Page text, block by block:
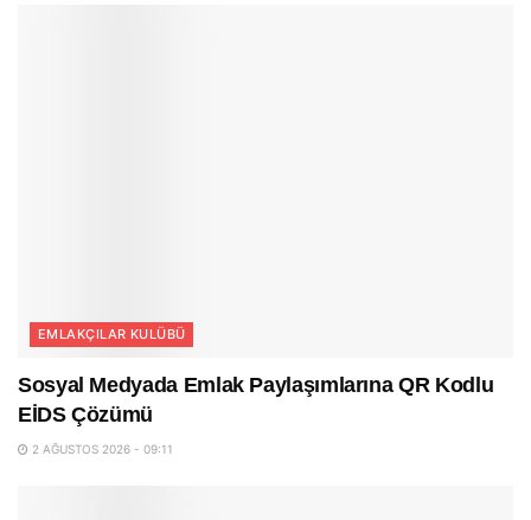
EMLAKÇILAR KULÜBÜ
Sosyal Medyada Emlak Paylaşımlarına QR Kodlu
EİDS Çözümü
2 AĞUSTOS 2026 - 09:11